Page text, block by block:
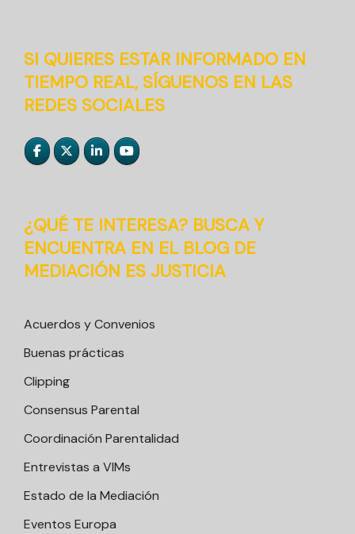
SI QUIERES ESTAR INFORMADO EN
TIEMPO REAL, SÍGUENOS EN LAS
REDES SOCIALES
¿QUÉ TE INTERESA? BUSCA Y
ENCUENTRA EN EL BLOG DE
MEDIACIÓN ES JUSTICIA
Acuerdos y Convenios
Buenas prácticas
Clipping
Consensus Parental
Coordinación Parentalidad
Entrevistas a VIMs
Estado de la Mediación
Eventos Europa